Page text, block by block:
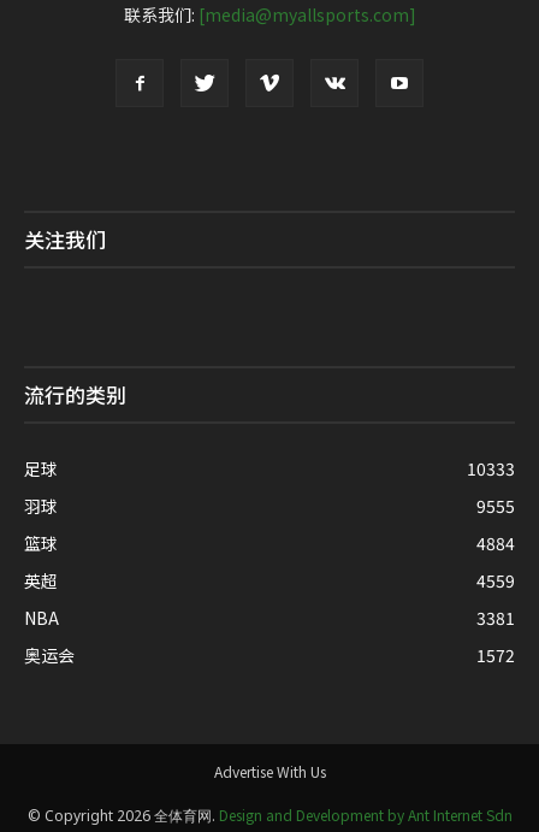
联系我们: [media@myallsports.com]
关注我们
流行的类别
足球
10333
羽球
9555
篮球
4884
英超
4559
NBA
3381
奥运会
1572
Advertise With Us
© Copyright 2026 全体育网. Design and Development by Ant Internet Sdn